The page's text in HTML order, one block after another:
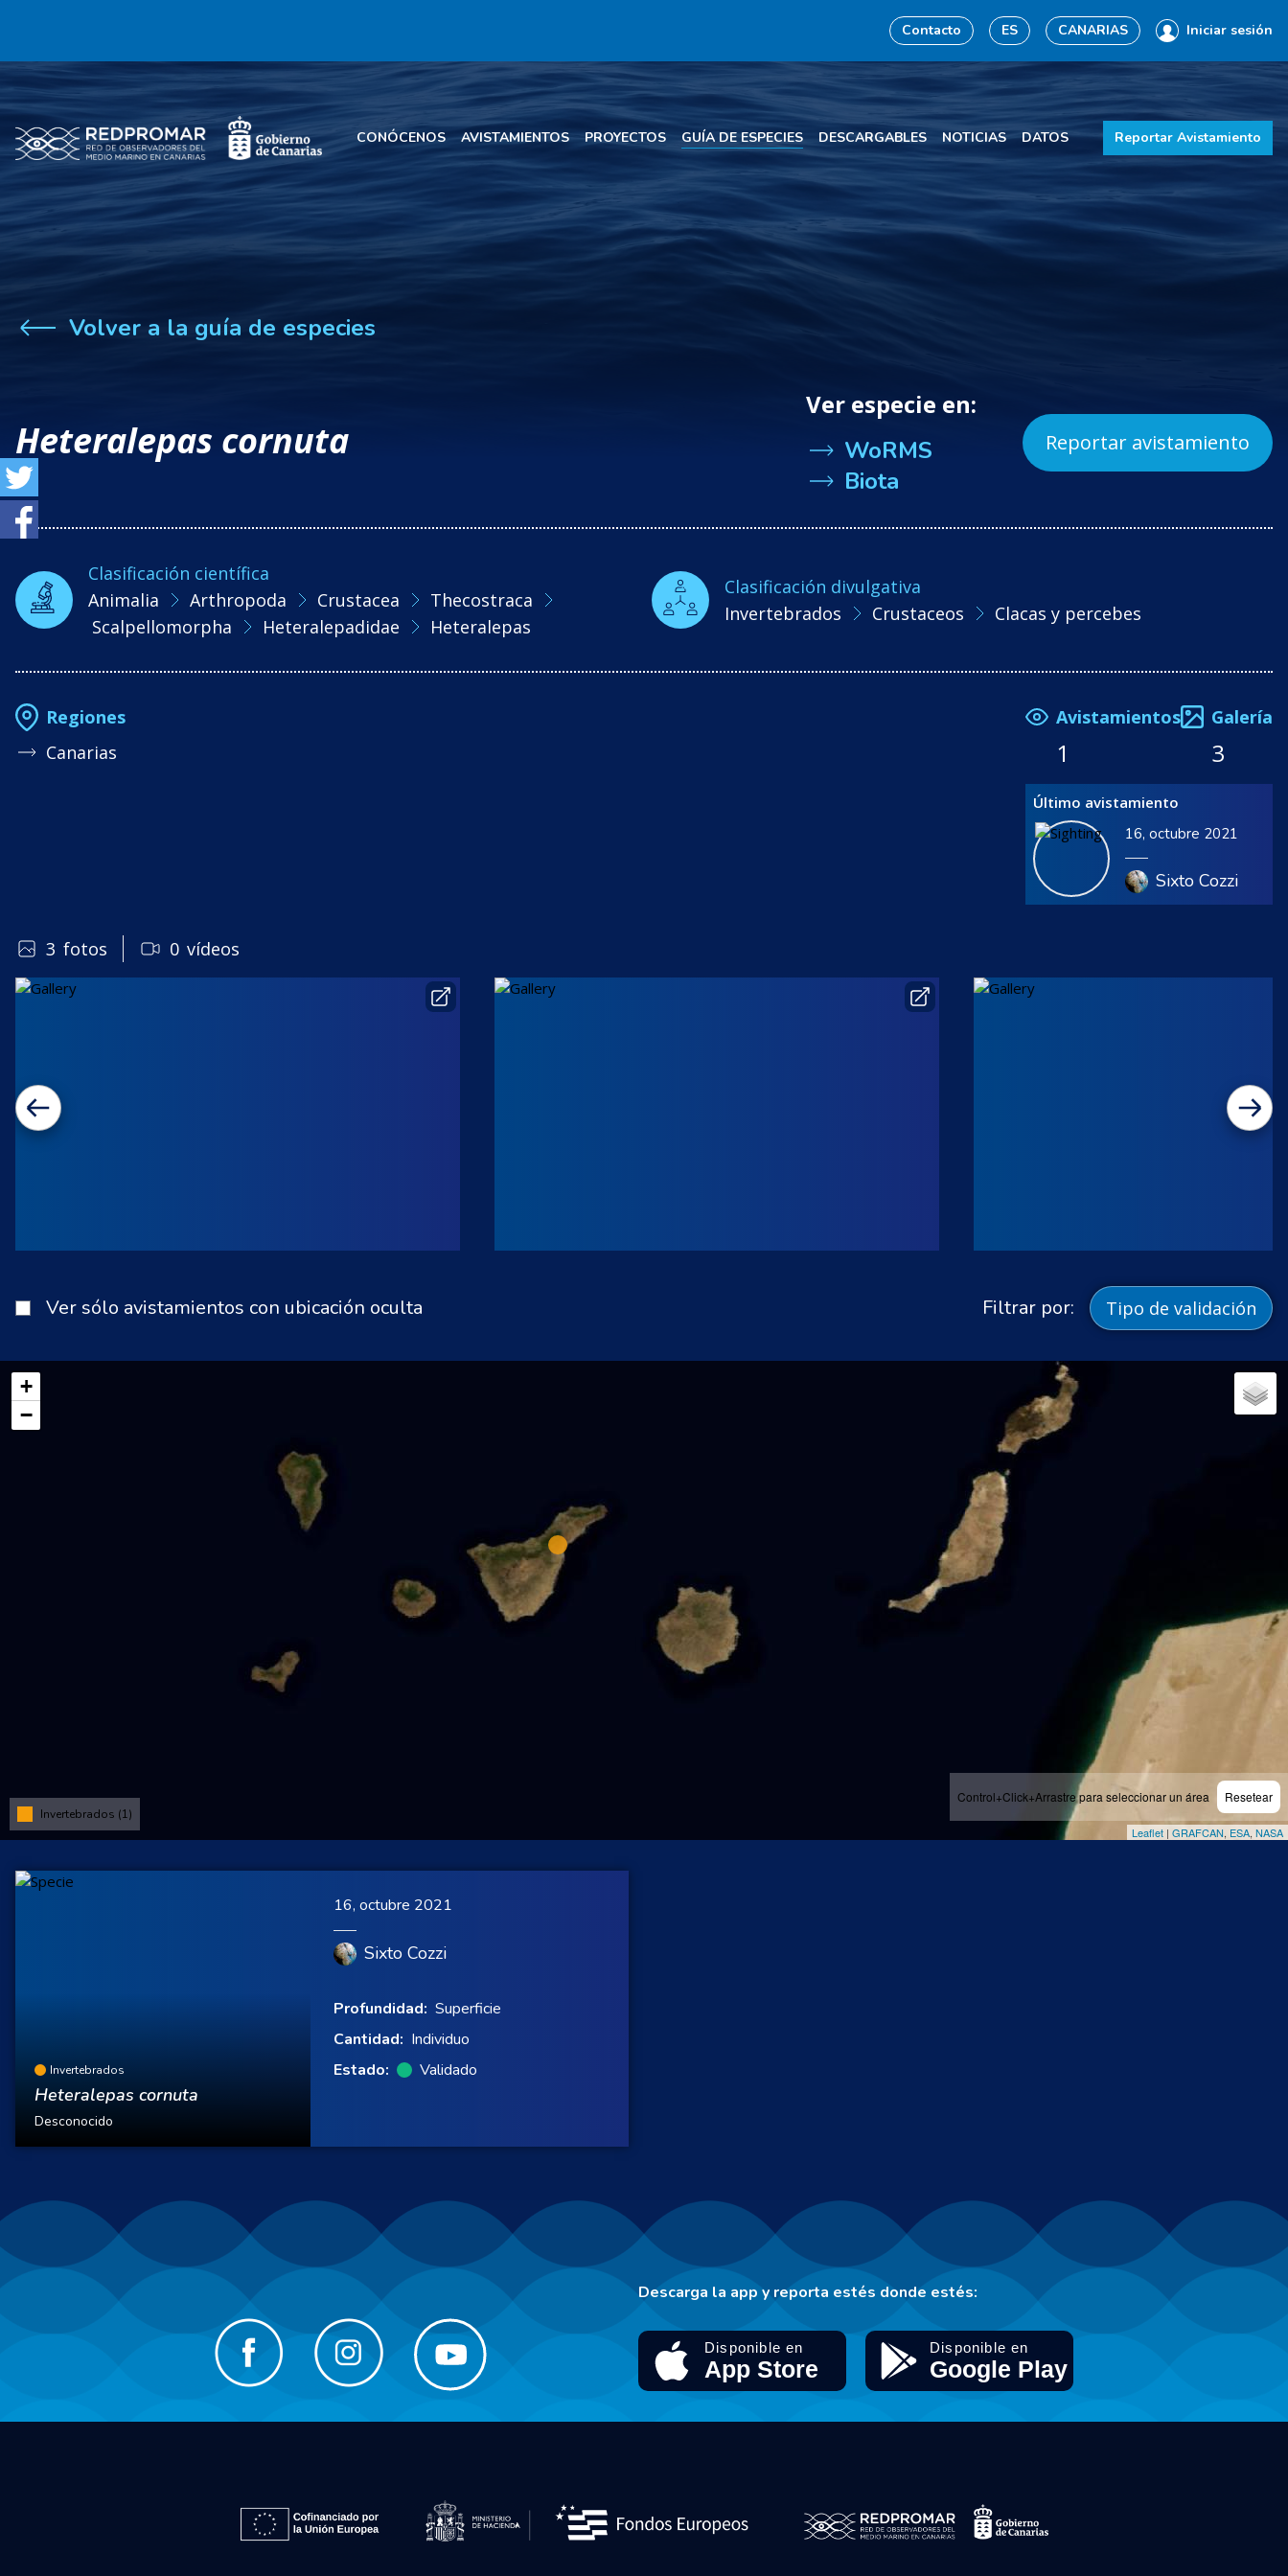
Contacto ES CANARIAS Iniciar sesión
CONÓCENOS AVISTAMIENTOS PROYECTOS GUÍA DE ESPECIES DESCARGABLES NOTICIAS DATOS Reportar Avistamiento
Volver a la guía de especies
Heteralepas cornuta
Ver especie en:
WoRMS
Biota
Reportar avistamiento
Clasificación científica
Animalia
Arthropoda Crustacea
Thecostraca
Scalpellomorpha
Heteralepadidae Heteralepas
Clasificación divulgativa
Invertebrados
Crustaceos Clacas y percebes
Regiones
Canarias
Avistamientos
1
Galería
3
Último avistamiento
16, octubre 2021
Sixto Cozzi
3 fotos 0 vídeos
Ver sólo avistamientos con ubicación oculta Filtrar por: Tipo de validación
Control+Click+Arrastre para seleccionar un área Resetear
+
−
Invertebrados (1)
Leaflet | GRAFCAN, ESA, NASA
Invertebrados
Heteralepas cornuta
Desconocido
16, octubre 2021
Sixto Cozzi
Profundidad: Superficie
Cantidad: Individuo
Estado:
Validado
Descarga la app y reporta estés donde estés: